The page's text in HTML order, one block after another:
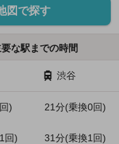
図で探す
な駅までの時間
渋谷
) 21分(乗換0回)
回) 31分(乗換1回)